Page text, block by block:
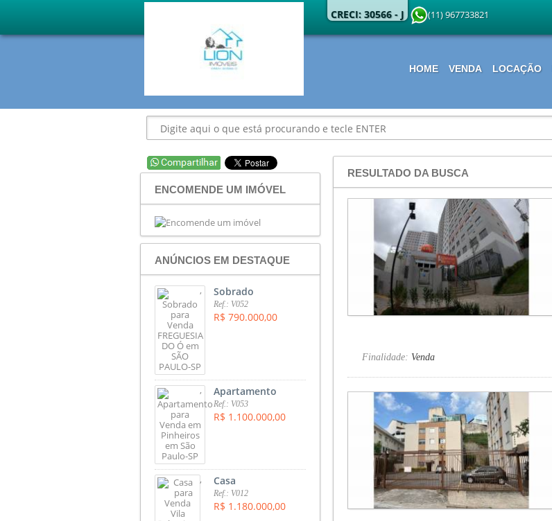
CRECI: 30566 - J (11) 967733821
HOME VENDA LOCAÇÃO
RESULTADO DA BUSCA
Finalidade: Venda
ENCOMENDE UM IMÓVEL
ANÚNCIOS EM DESTAQUE
, Sobrado
Ref.: V052
R$ 790.000,00
, Apartamento
Ref.: V053
R$ 1.100.000,00
, Casa
Ref.: V012
R$ 1.180.000,00